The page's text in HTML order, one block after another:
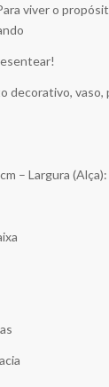
viver o
decorativo,
– Largura